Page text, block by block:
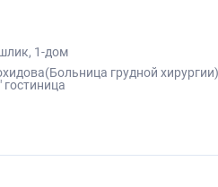
1-дом
грудной
гостиница